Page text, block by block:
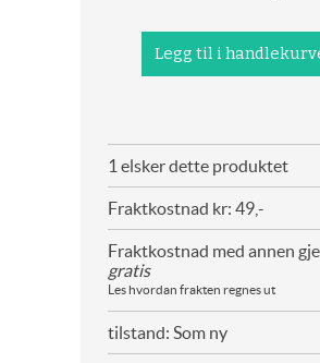
1 elsker dette produktet
Fraktkostnad kr: 49,-
Fraktkostnad med annen
gratis
Les hvordan frakten regnes ut
tilstand: Som ny